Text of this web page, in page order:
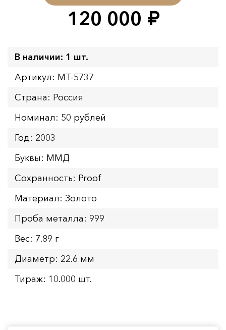
120 000 руб.
В наличии: 1 шт.
Артикул: MT-5737
Страна: Россия
Номинал: 50 рублей
Год: 2003
Буквы: ММД
Сохранность: Proof
Материал: Золото
Проба металла: 999
Вес: 7.89 г
Диаметр: 22.6 мм
Тираж: 10.000 шт.